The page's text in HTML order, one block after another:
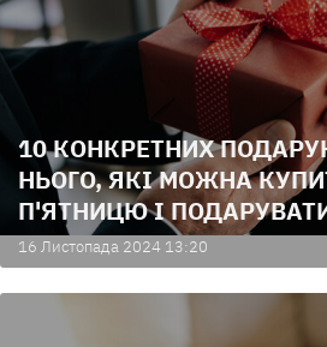
10 КОНКРЕТНИХ
НЬОГО, ЯКІ МОЖНА
П'ЯТНИЦЮ І
16 Листопада 2024 13:20